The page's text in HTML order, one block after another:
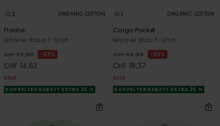
2 ORGANIC COTTON
Floatie
Männer Rosa T-Shirt
CHF 39,00 63%
CHF 14,62
SALE
DOPPELTER RABATT EXTRA 25 %
1 ORGANIC COTTON
Cargo Pocket
Männer Blau T-Shirt
CHF 49,00 63%
CHF 18,37
SALE
DOPPELTER RABATT EXTRA 25 %